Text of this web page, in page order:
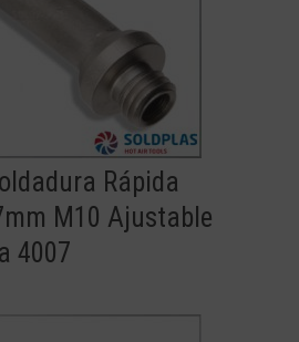
Rápida
M10 Ajustable
4007